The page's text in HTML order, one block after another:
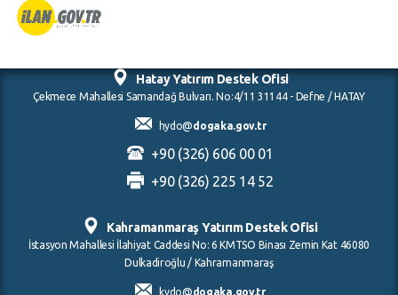
Hatay Yatırım Destek Ofisi
Çekmece Mahallesi Samandağ Bulvarı. No:4/11 31144 - Defne / HATAY
hydo@dogaka.gov.tr
+90 (326) 606 00 01
+90 (326) 225 14 52
Kahramanmaraş Yatırım Destek Ofisi
İstasyon Mahallesi İlahiyat Caddesi No: 6 KMTSO Binası Zemin Kat 46080
Dulkadiroğlu / Kahramanmaraş
kydo@dogaka.gov.tr